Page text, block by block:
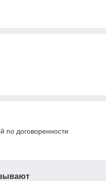
по договоренности